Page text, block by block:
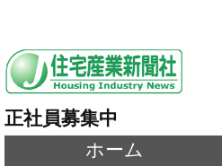
正社員募集中
ホーム